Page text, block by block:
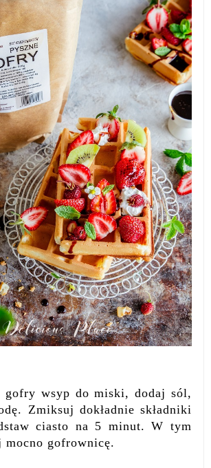
gofry wsyp do miski, dodaj sól,
Zmiksuj dokładnie składniki
ciasto na 5 minut. W tym
mocno gofrownicę.